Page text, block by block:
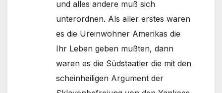
und alles andere muß sich
unterordnen. Als aller erstes waren
es die Ureinwohner Amerikas die
Ihr Leben geben mußten, dann
waren es die Südstaatler die mit den
scheinheiligen Argument der